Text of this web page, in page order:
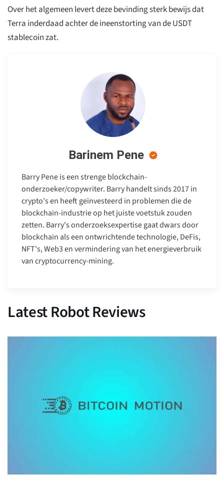
Over het algemeen levert deze bevinding sterk bewijs dat
Terra inderdaad achter de ineenstorting van de USDT
stablecoin zat.
Barinem Pene
Barry Pene is een strenge blockchain-
onderzoeker/copywriter. Barry handelt sinds 2017 in
crypto's en heeft geïnvesteerd in problemen die de
blockchain-industrie op het juiste voetstuk zouden
zetten. Barry's onderzoeksexpertise gaat dwars door
blockchain als een ontwrichtende technologie, DeFis,
NFT's, Web3 en vermindering van het energieverbruik
van cryptocurrency-mining.
Latest Robot Reviews